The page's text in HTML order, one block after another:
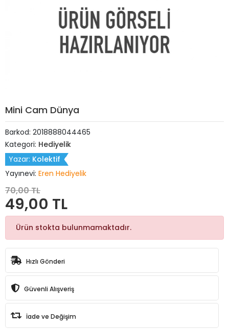
Mini Cam Dünya
Barkod: 2018888044465
Kategori: Hediyelik
Yazar: Kolektif
Yayınevi: Eren Hediyelik
70,00 TL
49,00 TL
Ürün stokta bulunmamaktadır.
Hızlı Gönderi
Güvenli Alışveriş
İade ve Değişim